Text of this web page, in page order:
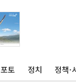
포토 정치 정책·